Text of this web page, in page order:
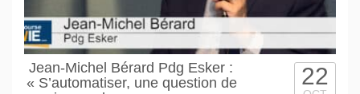
Jean-Michel Bérard Pdg Esker :
« S’automatiser, une question de
22